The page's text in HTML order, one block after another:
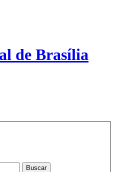
de Brasília
Buscar